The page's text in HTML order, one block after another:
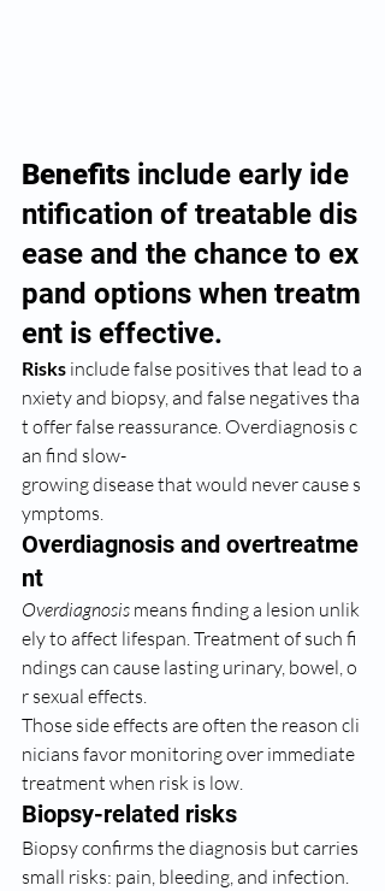
Benefits include early ide
ntification of treatable dis
ease and the chance to ex
pand options when treatm
ent is effective.
Risks include false positives that lead to a
nxiety and biopsy, and false negatives tha
t offer false reassurance. Overdiagnosis c
an find slow-
growing disease that would never cause s
ymptoms.
Overdiagnosis and overtreatme
nt
Overdiagnosis means finding a lesion unlik
ely to affect lifespan. Treatment of such fi
ndings can cause lasting urinary, bowel, o
r sexual effects.
Those side effects are often the reason cli
nicians favor monitoring over immediate
treatment when risk is low.
Biopsy-related risks
Biopsy confirms the diagnosis but carries
small risks: pain, bleeding, and infection.